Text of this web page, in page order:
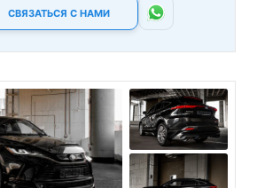
СВЯЗАТЬСЯ С НАМИ